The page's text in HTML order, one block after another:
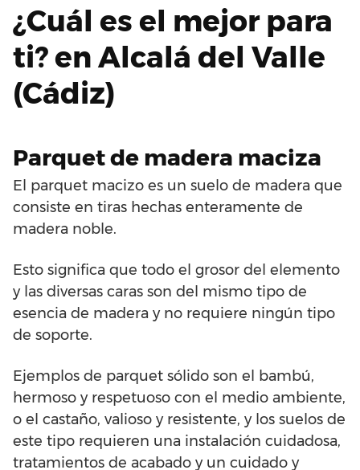
¿Cuál es el mejor para
ti? en Alcalá del Valle
(Cádiz)
Parquet de madera maciza
El parquet macizo es un suelo de madera que
consiste en tiras hechas enteramente de
madera noble.
Esto significa que todo el grosor del elemento
y las diversas caras son del mismo tipo de
esencia de madera y no requiere ningún tipo
de soporte.
Ejemplos de parquet sólido son el bambú,
hermoso y respetuoso con el medio ambiente,
o el castaño, valioso y resistente, y los suelos de
este tipo requieren una instalación cuidadosa,
tratamientos de acabado y un cuidado y